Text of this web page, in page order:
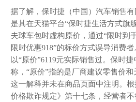
据了解，保时捷（中国）汽车销售
是其在天猫平台“保时捷生活方式旗
夫球车包时虚构原价，通过“限时到
限时优惠918”的标价方式误导消费
以“原价”6119元实际销售过。保时
称，“原价”指的是厂商建议零售价
这一解释并未在商品页面中注明。
价格欺诈规定》第十七条，经营者